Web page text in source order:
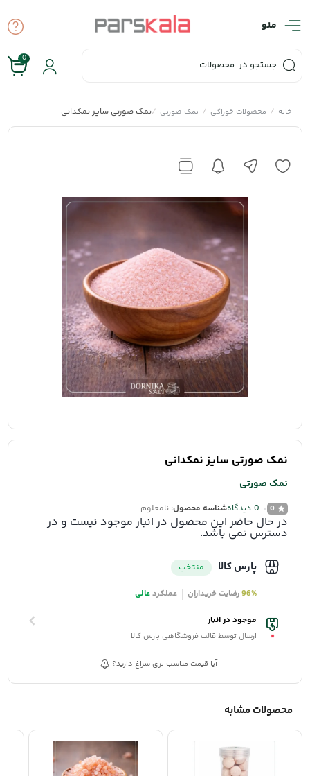
منو
0
خانه / محصولات خوراکی / نمک صورتی /نمک صورتی سایز نمکدانی
نمک صورتی سایز نمکدانی
نمک صورتی
0
0 دیدگاهشناسه محصول:نامعلوم
در حال حاضر این محصول در انبار موجود نیست و در
دسترس نمی باشد.
پارس کالا
منتخب
96%رضایت خریداران عملکردعالی
موجود در انبار
ارسال توسط قالب فروشگاهی پارس کالا
آیا قیمت مناسب تری سراغ دارید؟
محصولات مشابه